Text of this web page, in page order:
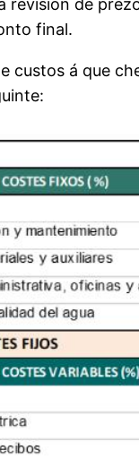
final.
custos á que